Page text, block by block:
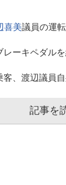
喜美議員の運
レーキペダル
客、渡辺議員
記事を